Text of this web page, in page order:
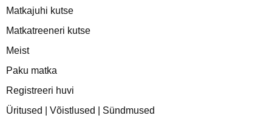
Matkajuhi kutse
Matkatreeneri kutse
Meist
Paku matka
Registreeri huvi
Üritused | Võistlused | Sündmused